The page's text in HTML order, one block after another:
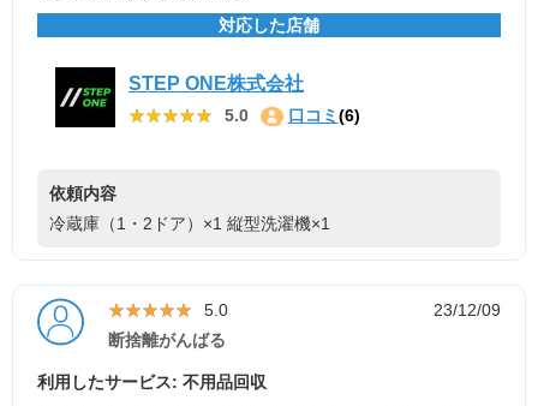
対応した店舗
STEP ONE株式会社
★★★★★
★★★★★ 5.0 口コミ (6)
依頼内容
冷蔵庫（1・2ドア）×1 縦型洗濯機×1
★★★★★
★★★★★ 5.0
23/12/09
断捨離がんばる
利用したサービス: 不用品回収